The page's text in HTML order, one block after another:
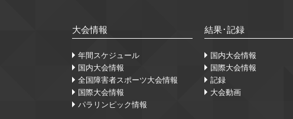
大会情報
年間スケジュール
国内大会情報
全国障害者スポーツ大会情報
国際大会情報
パラリンピック情報
結果･記録
国内大会情報
国際大会情報
記録
大会動画